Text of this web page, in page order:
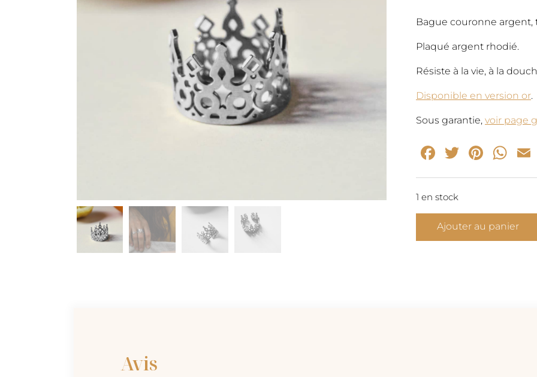
initial
était :
Bague couronne argent,
Plaqué argent rhodié.
Résiste à la vie, à la
Disponible en version or.
Sous garantie, voir page
Facebook
Twitter
1 en stock
quantité
Ajouter au panier
Avis